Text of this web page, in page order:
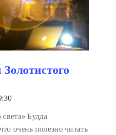
Будда
очень полезно читать